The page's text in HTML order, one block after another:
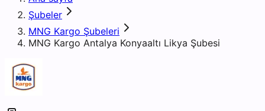
Şubeler
MNG Kargo Şubeleri
MNG Kargo Antalya Konyaaltı Likya Şubesi